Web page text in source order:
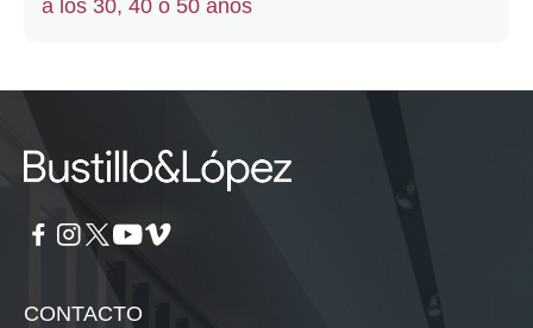
a los 30, 40 o 50 años
CONTACTO